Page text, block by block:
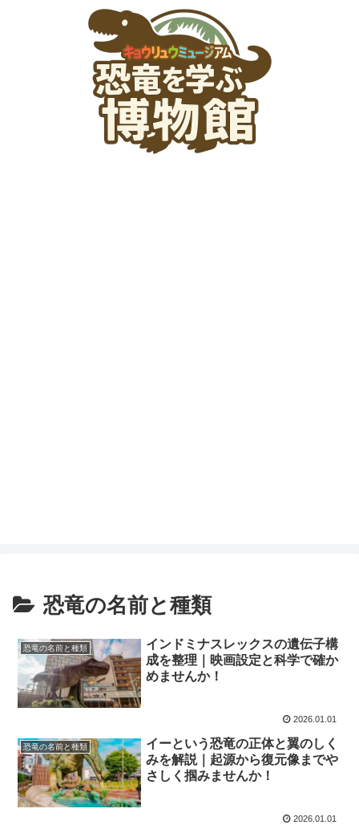
恐竜の名前と種類
恐竜の名前と種類
インドミナスレックスの遺伝子構
成を整理｜映画設定と科学で確か
めませんか！
2026.01.01
恐竜の名前と種類
イーという恐竜の正体と翼のしく
みを解説｜起源から復元像までや
さしく掴みませんか！
2026.01.01